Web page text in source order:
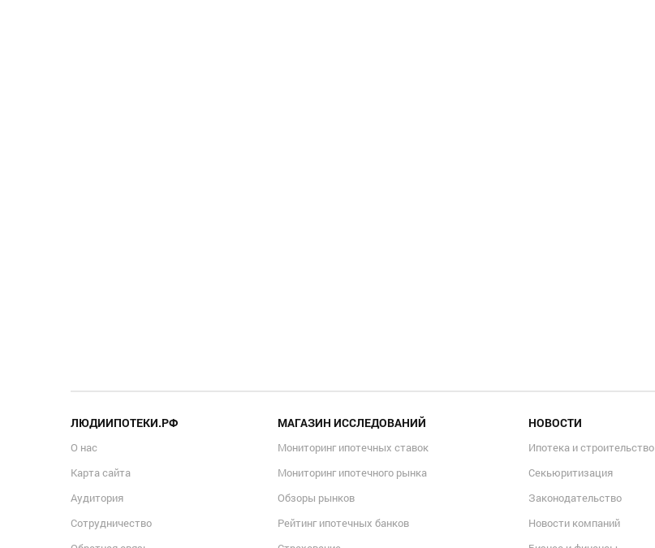
ЛЮДИИПОТЕКИ.РФ
О нас
Карта сайта
Аудитория
Сотрудничество
МАГАЗИН ИССЛЕДОВАНИЙ
Мониторинг ипотечных ставок
Мониторинг ипотечного рынка
Обзоры рынков
Рейтинг ипотечных банков
НОВОСТИ
Ипотека и строительство
Секьюритизация
Законодательство
Новости компаний